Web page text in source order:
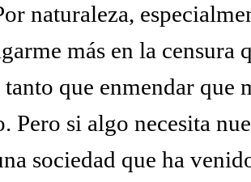
naturaleza,
más en la
que enmendar que
Pero si algo necesita
sociedad que ha